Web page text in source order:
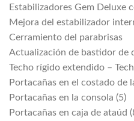
Estabilizadores Gem Deluxe
Mejora del estabilizador
Cerramiento del parabrisas
Actualización de bastidor de
Techo rígido extendido –
Portacañas en el costado de
Portacañas en la consola (5)
Portacañas en caja de ataúd